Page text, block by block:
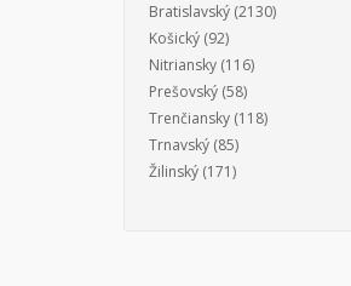
Bratislavský (2130)
Košický (92)
Nitriansky (116)
Prešovský (58)
Trenčiansky (118)
Trnavský (85)
Žilinský (171)